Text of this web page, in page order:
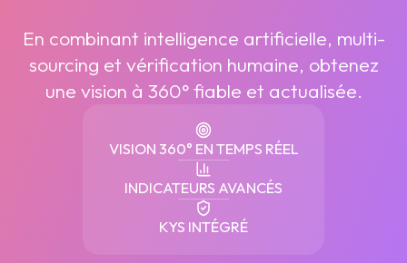
En combinant intelligence artificielle, multi-
sourcing et vérification humaine, obtenez
une vision à 360° fiable et actualisée.
VISION 360° EN TEMPS RÉEL
INDICATEURS AVANCÉS
KYS INTÉGRÉ